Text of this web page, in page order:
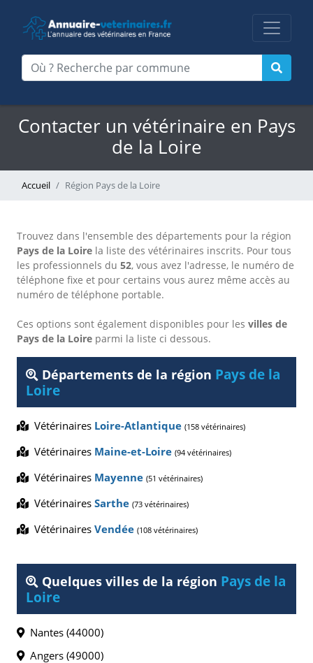
Contacter un vétérinaire en Pays
de la Loire
Accueil Région Pays de la Loire
Trouvez dans l'ensemble des départements pour la région
Pays de la Loire la liste des vétérinaires inscrits. Pour tous
les professionnels du 52, vous avez l'adresse, le numéro de
téléphone fixe et pour certains vous aurez même accès au
numéro de téléphone portable.
Ces options sont également disponibles pour les villes de
Pays de la Loire parmi la liste ci dessous.
Départements de la région Pays de la
Loire
Vétérinaires Loire-Atlantique (158 vétérinaires)
Vétérinaires Maine-et-Loire (94 vétérinaires)
Vétérinaires Mayenne (51 vétérinaires)
Vétérinaires Sarthe (73 vétérinaires)
Vétérinaires Vendée (108 vétérinaires)
Quelques villes de la région Pays de la
Loire
Nantes (44000)
Angers (49000)